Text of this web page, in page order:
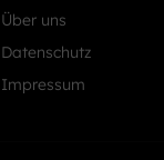
Über uns
Datenschutz
Impressum